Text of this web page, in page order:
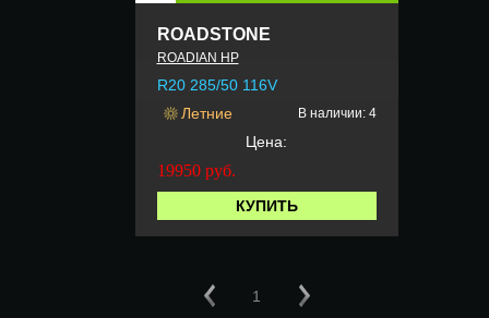
ROADSTONE
ROADIAN HP
R20 285/50 116V
Летние
В наличии: 4
Цена:
19950 руб.
КУПИТЬ
1